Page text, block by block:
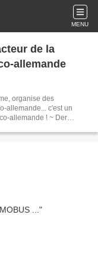
MENU
de la
allemande
organise des
allemande... c'est un
! ~ Der
deutsch- französische